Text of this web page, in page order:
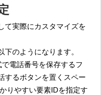
て実際にカスタマイズを
のようになります。
電話番号を保存するフ
するボタンを置くスペー
りやすい要素IDを指定す